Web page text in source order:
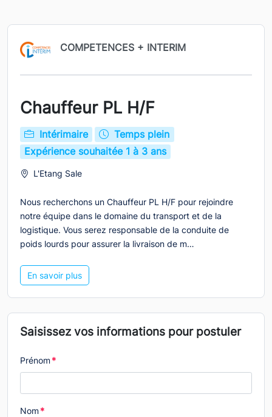
COMPETENCES + INTERIM
Chauffeur PL H/F
Intérimaire
Temps plein
Expérience souhaitée 1 à 3 ans
L'Etang Sale
Nous recherchons un Chauffeur PL H/F pour rejoindre
notre équipe dans le domaine du transport et de la
logistique. Vous serez responsable de la conduite de
poids lourds pour assurer la livraison de m…
En savoir plus
Saisissez vos informations pour postuler
Prénom*
Nom*